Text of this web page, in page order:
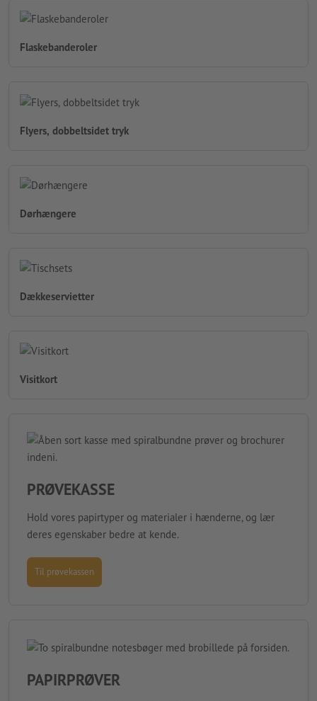
Flaskebanderoler
Flyers, dobbeltsidet tryk
Dørhængere
Dækkeservietter
Visitkort
PRØVEKASSE
Hold vores papirtyper og materialer i hænderne, og lær
deres egenskaber bedre at kende.
Til prøvekassen
PAPIRPRØVER